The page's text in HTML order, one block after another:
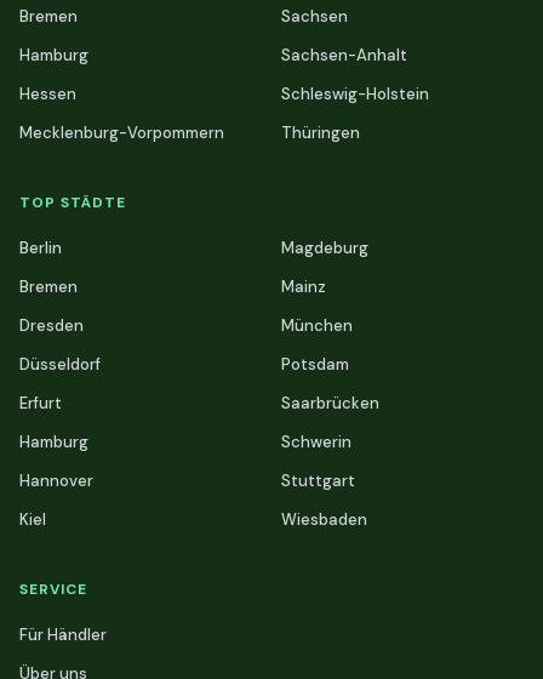
Bremen
Hamburg
Hessen
Mecklenburg-Vorpommern
Sachsen
Sachsen-Anhalt
Schleswig-Holstein
Thüringen
TOP STÄDTE
Berlin
Bremen
Dresden
Düsseldorf
Erfurt
Hamburg
Hannover
Kiel
Magdeburg
Mainz
München
Potsdam
Saarbrücken
Schwerin
Stuttgart
Wiesbaden
SERVICE
Für Händler
Über uns